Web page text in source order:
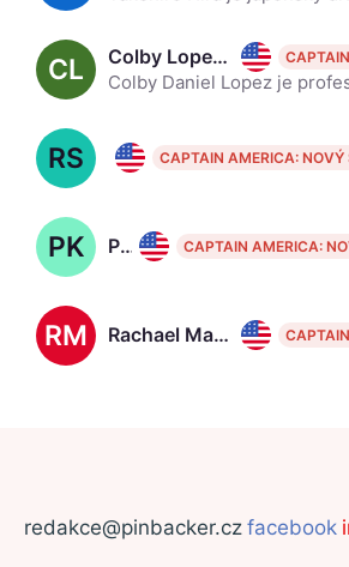
CL Colby Lopez, 40
RS Rosa Salazar, 41
CAPTAIN AMERICA: NOVÝ
PK Phuong Kubacki CAPTAIN AMERICA:
RM Rachael Markarian
redakce@pinbacker.cz facebook